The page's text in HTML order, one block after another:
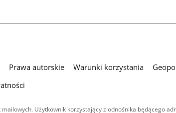
Prawa autorskie Warunki korzystania
Użytkownik korzystający z odnośnika będącego